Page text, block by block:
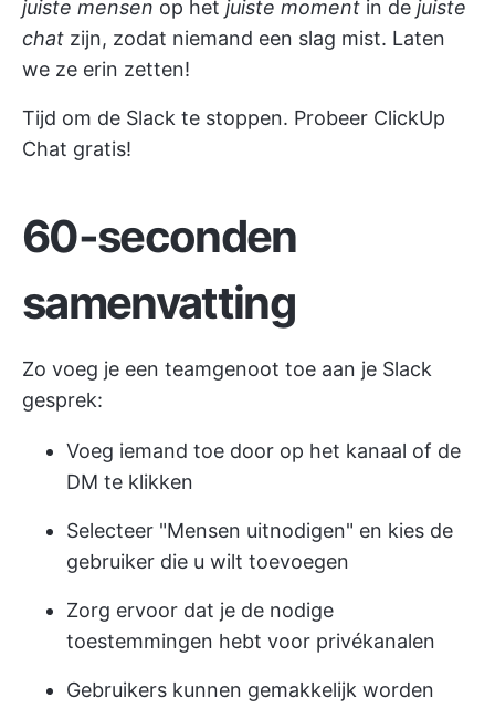
juiste mensen op het juiste moment in de juiste
chat zijn, zodat niemand een slag mist. Laten
we ze erin zetten!
Tijd om de Slack te stoppen. Probeer ClickUp
Chat gratis!
60-seconden
samenvatting
Zo voeg je een teamgenoot toe aan je Slack
gesprek:
Voeg iemand toe door op het kanaal of de
DM te klikken
Selecteer "Mensen uitnodigen" en kies de
gebruiker die u wilt toevoegen
Zorg ervoor dat je de nodige
toestemmingen hebt voor privékanalen
Gebruikers kunnen gemakkelijk worden